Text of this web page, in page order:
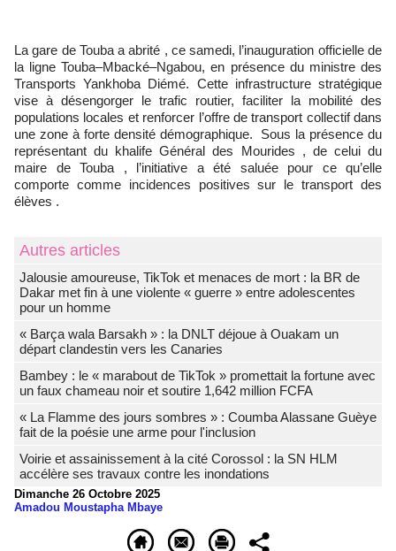
La gare de Touba a abrité , ce samedi, l’inauguration officielle de
la ligne Touba–Mbacké–Ngabou, en présence du ministre des
Transports Yankhoba Diémé. Cette infrastructure stratégique
vise à désengorger le trafic routier, faciliter la mobilité des
populations locales et renforcer l’offre de transport collectif dans
une zone à forte densité démographique. Sous la présence du
représentant du khalife Général des Mourides , de celui du
maire de Touba , l’initiative a été saluée pour ce qu’elle
comporte comme incidences positives sur le transport des
élèves .
Autres articles
Jalousie amoureuse, TikTok et menaces de mort : la BR de
Dakar met fin à une violente « guerre » entre adolescentes
pour un homme
« Barça wala Barsakh » : la DNLT déjoue à Ouakam un
départ clandestin vers les Canaries
Bambey : le « marabout de TikTok » promettait la fortune avec
un faux chameau noir et soutire 1,642 million FCFA
« La Flamme des jours sombres » : Coumba Alassane Guèye
fait de la poésie une arme pour l'inclusion
Voirie et assainissement à la cité Corossol : la SN HLM
accélère ses travaux contre les inondations
Dimanche 26 Octobre 2025
Amadou Moustapha Mbaye